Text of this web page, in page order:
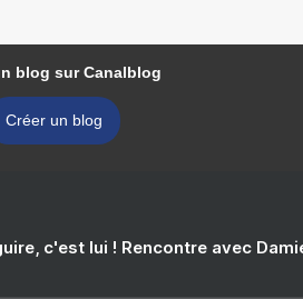
blog sur Canalblog
Créer un blog
c'est lui ! Rencontre avec